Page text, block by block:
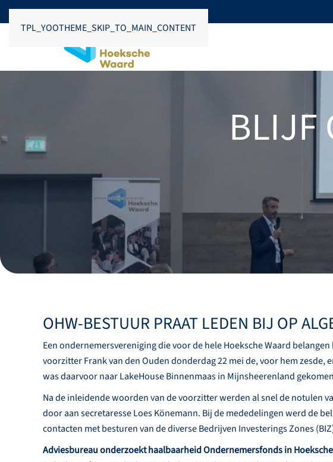
TPL_YOOTHEME_SKIP_TO_MAIN_CONTENT
BLIJF
OHW-BESTUUR PRAAT LEDEN BIJ OP
Een ondernemersvereniging die voor de hele Hoeksche Waard
voorzitter Frank van den Ouden donderdag 22 mei de, voor hem zesde,
was daarvoor naar LakeHouse Binnenmaas in Mijnsheerenland
Na de inleidende woorden van de voorzitter werden al snel de notulen
door aan secretaresse Loes Könemann. Bij de mededelingen werd de
contacten met besturen van de diverse Bedrijven Investerings Zones
Adviesbureau onderzoekt haalbaarheid Ondernemersfonds in